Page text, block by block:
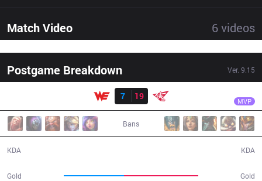
Match Video 6videos
Postgame Breakdown Ver. 9.15
7
19 MVP
Bans
KDA
Gold Gold
KDA